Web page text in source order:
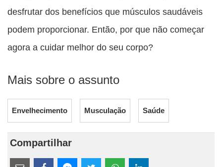
desfrutar dos benefícios que músculos saudáveis
podem proporcionar. Então, por que não começar
agora a cuidar melhor do seu corpo?
Mais sobre o assunto
Envelhecimento Musculação Saúde
Compartilhar